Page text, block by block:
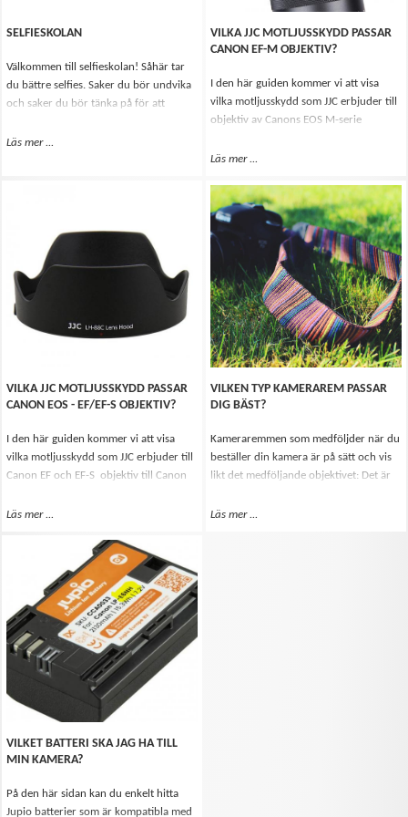
SELFIESKOLAN
Välkommen till selfieskolan! Såhär tar
du bättre selfies. Saker du bör undvika
och saker du bör tänka på för att
Läs merOm Selfieskolan
...
VILKA JJC MOTLJUSSKYDD PASSAR
CANON EF-M OBJEKTIV?
I den här guiden kommer vi att visa
vilka motljusskydd som JJC erbjuder till
objektiv av Canons EOS M-serie
Läs merOm Vilka JJC motljusskydd
...
VILKA JJC MOTLJUSSKYDD PASSAR
CANON EOS - EF/EF-S OBJEKTIV?
I den här guiden kommer vi att visa
vilka motljusskydd som JJC erbjuder till
Canon EF och EF-S objektiv till Canon
Läs merOm Vilka JJC motljusskydd passar Canon EOS - EF/EF-S objektiv?
...
VILKEN TYP KAMERAREM PASSAR
DIG BÄST?
Kameraremmen som medföljder när du
beställer din kamera är på sätt och vis
likt det medföljande objektivet: Det är
men du kanske vill ha fler funktioner
Läs merOm Vilken typ kamerarem
...
VILKET BATTERI SKA JAG HA TILL
MIN KAMERA?
På den här sidan kan du enkelt hitta
Jupio batterier som är kompatibla med